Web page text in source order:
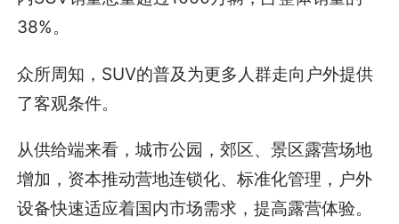
38%。
众所周知，SUV的普及为更多人群走向户外提供
了客观条件。
从供给端来看，城市公园，郊区、景区露营场地
增加，资本推动营地连锁化、标准化管理，户外
设备快速适应着国内市场需求，提高露营体验。